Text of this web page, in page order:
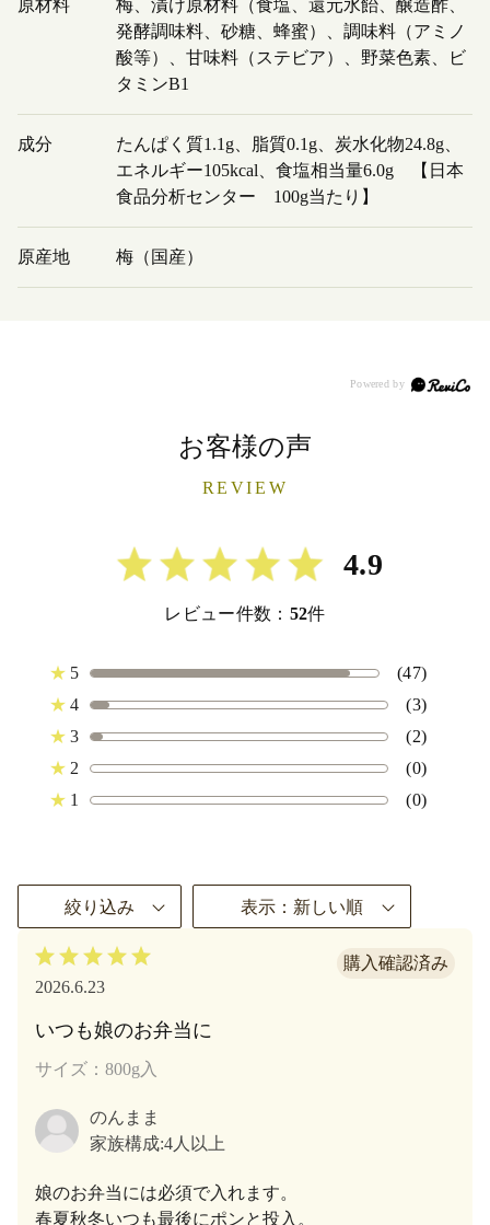
原材料
梅、漬け原材料（食塩、還元水飴、醸造酢、
発酵調味料、砂糖、蜂蜜）、調味料（アミノ
酸等）、甘味料（ステビア）、野菜色素、ビ
タミンB1
成分
たんぱく質1.1g、脂質0.1g、炭水化物24.8g、
エネルギー105kcal、食塩相当量6.0g 【日本
食品分析センター 100g当たり】
原産地 梅（国産）
お客様の声
REVIEW
4.9
レビュー件数： 52件
★ 5
(47)
★ 4
(3)
★ 3
(2)
★ 2
(0)
★ 1 (0)
絞り込み 表示：新しい順
2026.6.23
いつも娘のお弁当に
サイズ：800g入
のんまま
家族構成:4人以上
娘のお弁当には必須で入れます。
春夏秋冬いつも最後にポンと投入。